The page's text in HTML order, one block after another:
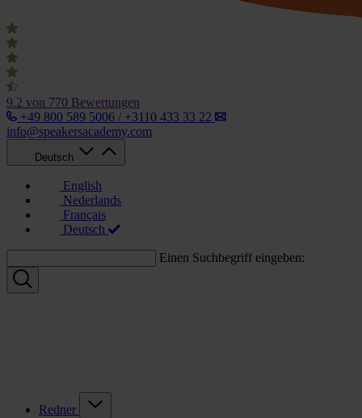
9.2 von 770 Bewertungen
+49 800 589 5006 / +3110 433 33 22
info@speakersacademy.com
Deutsch
English
Nederlands
Français
Deutsch
Einen Suchbegriff eingeben:
Redner